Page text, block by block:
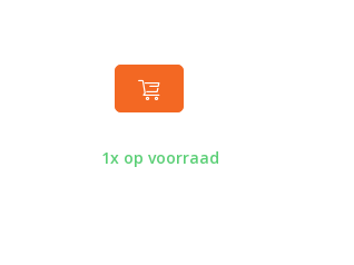
1x op voorraad